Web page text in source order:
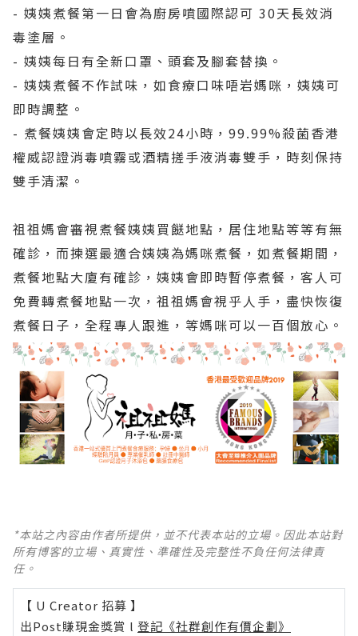
- 姨姨煮餐第一日會為廚房噴國際認可 30天長效消
毒塗層。
- 姨姨每日有全新口罩、頭套及腳套替換。
- 姨姨煮餐不作試味，如食療口味唔岩媽咪，姨姨可
即時調整。
- 煮餐姨姨會定時以長效24小時，99.99%殺菌香港
權威認證消毒噴霧或酒精搓手液消毒雙手，時刻保持
雙手清潔。
祖祖媽會審視煮餐姨姨買餸地點，居住地點等等有無
確診，而揀選最適合姨姨為媽咪煮餐，如煮餐期間，
煮餐地點大廈有確診，姨姨會即時暫停煮餐，客人可
免費轉煮餐地點一次，祖祖媽會視乎人手，盡快恢復
煮餐日子，全程專人跟進，等媽咪可以一百個放心。
*本站之內容由作者所提供，並不代表本站的立場。因此本站對
所有博客的立場、真實性、準確性及完整性不負任何法律責
任。
【 U Creator 招募 】
出Post賺現金獎賞 l 登記《社群創作有價企劃》